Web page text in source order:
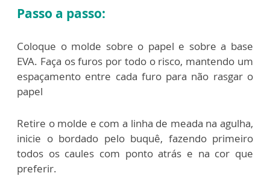
Passo a passo:
Coloque o molde sobre o papel e sobre a base
EVA. Faça os furos por todo o risco, mantendo um
espaçamento entre cada furo para não rasgar o
papel
Retire o molde e com a linha de meada na agulha,
inicie o bordado pelo buquê, fazendo primeiro
todos os caules com ponto atrás e na cor que
preferir.